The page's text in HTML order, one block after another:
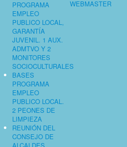
PROGRAMA
EMPLEO
PUBLICO LOCAL,
GARANTÍA
JUVENIL. 1 AUX.
ADMTVO Y 2
MONITORES
SOCIOCULTURALES
BASES
PROGRAMA
EMPLEO
PUBLICO LOCAL.
2 PEONES DE
LIMPIEZA
REUNIÓN DEL
CONSEJO DE
WEBMASTER